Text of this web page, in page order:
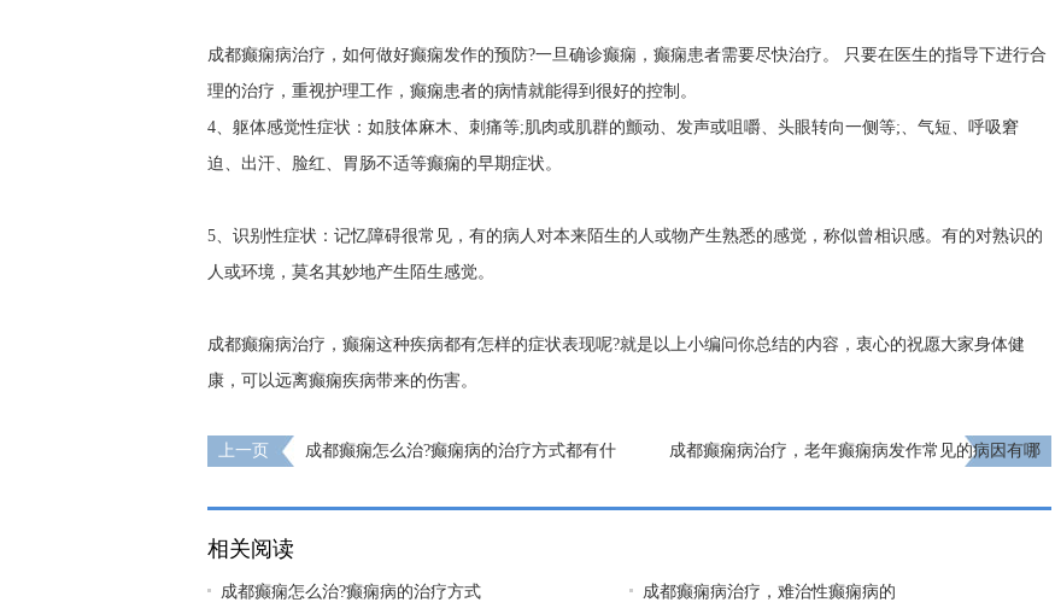
成都癫痫病治疗，如何做好癫痫发作的预防?一旦确诊癫痫，癫痫患者需要尽快治疗。 只要在医生的指导下进行合
理的治疗，重视护理工作，癫痫患者的病情就能得到很好的控制。
4、躯体感觉性症状：如肢体麻木、刺痛等;肌肉或肌群的颤动、发声或咀嚼、头眼转向一侧等;、气短、呼吸窘
迫、出汗、脸红、胃肠不适等癫痫的早期症状。
5、识别性症状：记忆障碍很常见，有的病人对本来陌生的人或物产生熟悉的感觉，称似曾相识感。有的对熟识的
人或环境，莫名其妙地产生陌生感觉。
成都癫痫病治疗，癫痫这种疾病都有怎样的症状表现呢?就是以上小编问你总结的内容，衷心的祝愿大家身体健
康，可以远离癫痫疾病带来的伤害。
上一页
成都癫痫怎么治?癫痫病的治疗方式都有什
成都癫痫病治疗，老年癫痫病发作常见的病因有哪
相关阅读
成都癫痫怎么治?癫痫病的治疗方式 成都癫痫病治疗，难治性癫痫病的